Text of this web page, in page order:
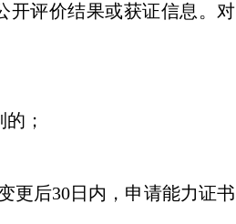
开评价结果或获证信息。对
；
更后30日内，申请能力证书